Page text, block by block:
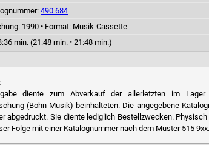
490 684
1990 • Format: Musik-Cassette
min. (21:48 min. • 21:48 min.)
diente zum Abverkauf der allerletzten im
(Bohn-Musik) beinhalteten. Die angegebene
abgedruckt. Sie diente lediglich Bestellzwecken.
Folge mit einer Katalognummer nach dem Muster 515 9xx.